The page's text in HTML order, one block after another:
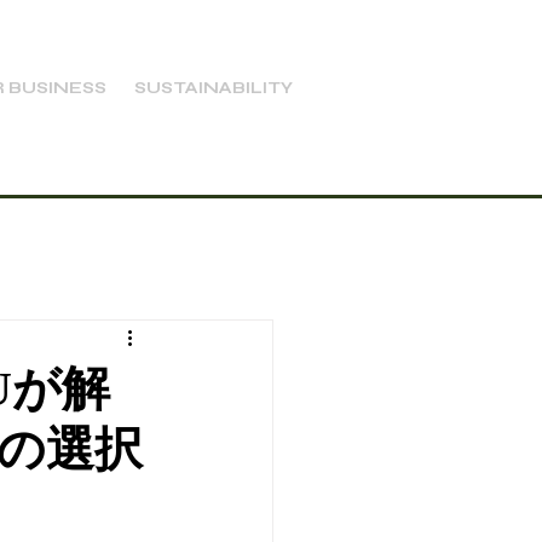
BUSINESS SUSTAINABILITY
が解
選択